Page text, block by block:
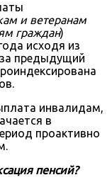
и ветеранам
граждан)
исходя из
за предыдущий
инвалидам,
в
проактивно
пенсий?